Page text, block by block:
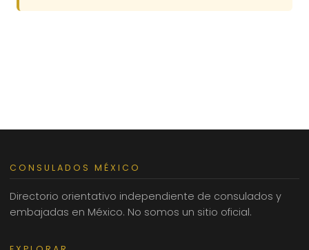
CONSULADOS MÉXICO
Directorio orientativo independiente de consulados y
embajadas en México. No somos un sitio oficial.